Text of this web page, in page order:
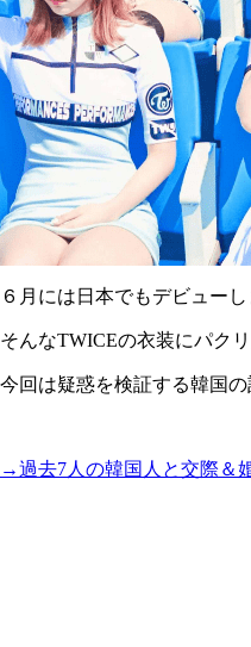
６月には日本でもデビュー
そんなTWICEの衣装にパク
今回は疑惑を検証する韓国の
→過去7人の韓国人と交際＆